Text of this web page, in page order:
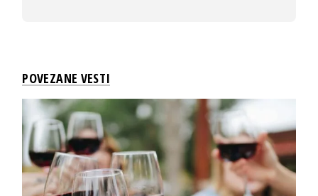
POVEZANE VESTI